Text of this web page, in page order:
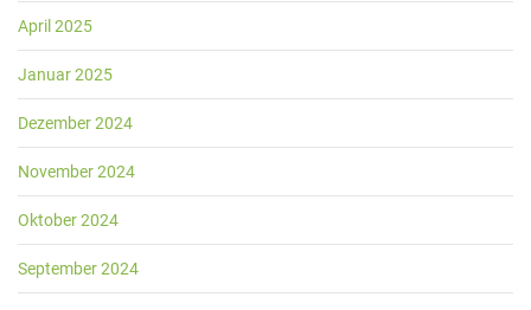
April 2025
Januar 2025
Dezember 2024
November 2024
Oktober 2024
September 2024